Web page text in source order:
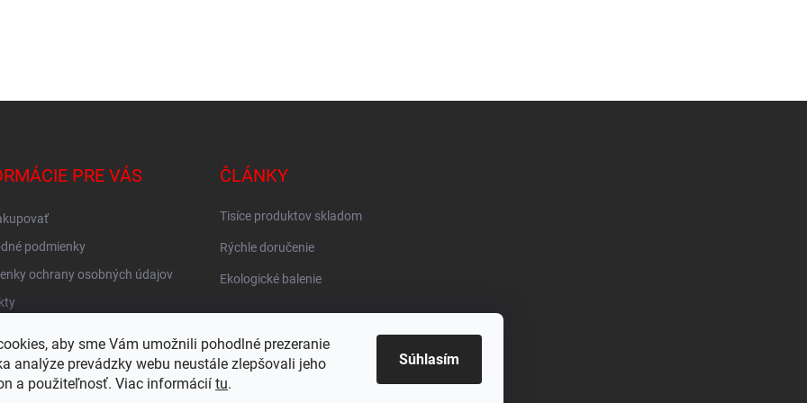
aby sme Vám umožnili pohodlné prezeranie
analýze prevádzky webu neustále zlepšovali jeho
a použiteľnosť. Viac informácií tu.
Súhlasím
PRE VÁS
podmienky
ochrany osobných údajov
ČLÁNKY
Tisíce produktov skladom
Rýchle doručenie
Ekologické balenie